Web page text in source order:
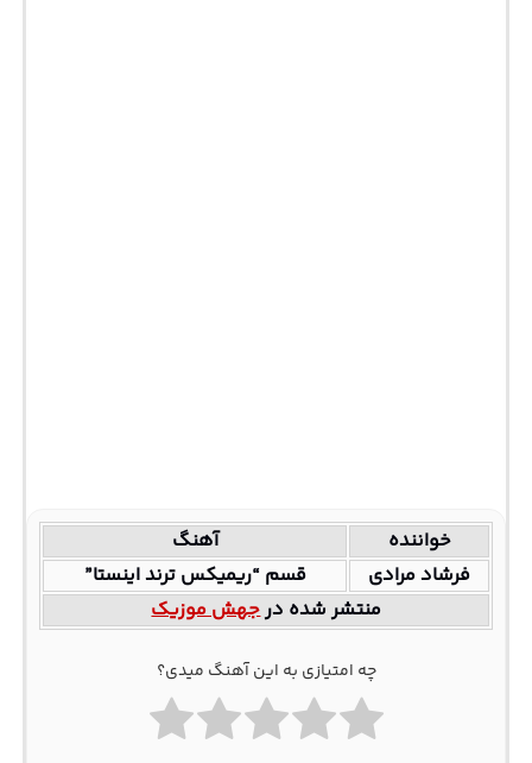
خواننده
آهنگ
فرشاد مرادی
قسم “ریمیکس ترند اینستا”
منتشر شده درجهش موزیک
چه امتیازی به این آهنگ میدی؟